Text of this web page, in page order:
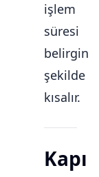
işlem
süresi
belirgin
şekilde
kısalır.
Kapı